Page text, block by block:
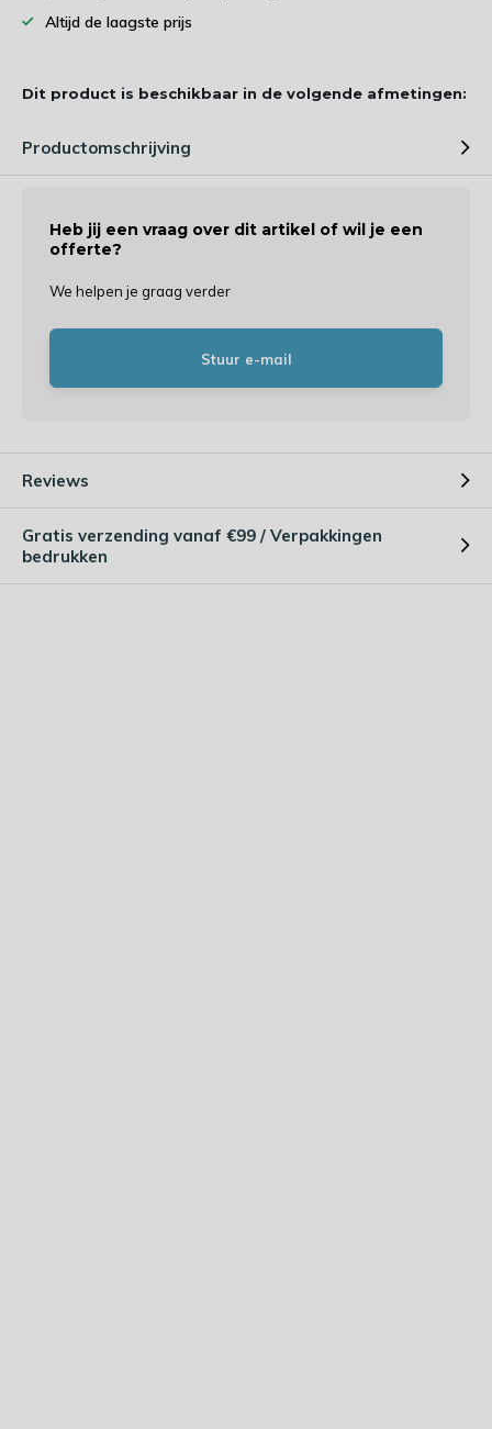
Altijd de laagste prijs
Dit product is beschikbaar in de volgende afmetingen:
Productomschrijving
Heb jij een vraag over dit artikel of wil je een
offerte?
We helpen je graag verder
Stuur e-mail
Reviews
Gratis verzending vanaf €99 / Verpakkingen
bedrukken